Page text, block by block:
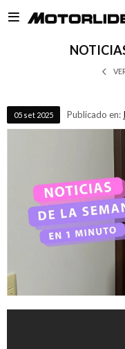

05 set 2025 Publicado en: